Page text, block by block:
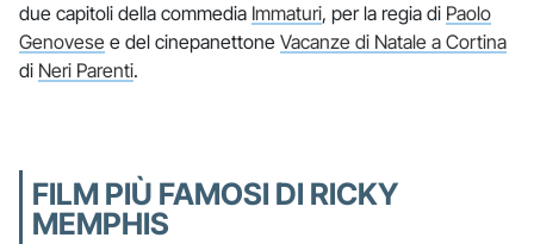
due capitoli della commedia Immaturi, per la regia di Paolo
Genovese e del cinepanettone Vacanze di Natale a Cortina
di Neri Parenti.
FILM PIÙ FAMOSI DI RICKY
MEMPHIS